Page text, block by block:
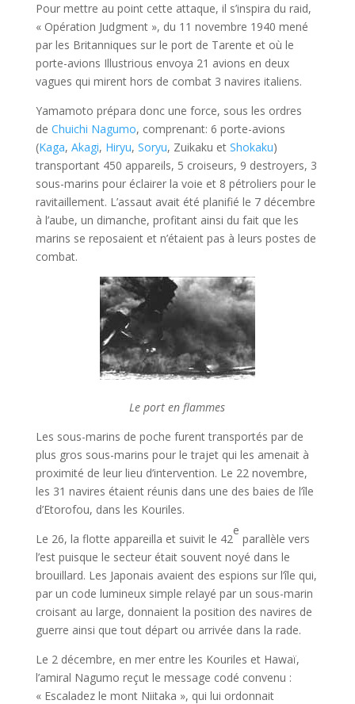
Pour mettre au point cette attaque, il s’inspira du raid,
« Opération Judgment », du 11 novembre 1940 mené
par les Britanniques sur le port de Tarente et où le
porte-avions Illustrious envoya 21 avions en deux
vagues qui mirent hors de combat 3 navires italiens.
Yamamoto prépara donc une force, sous les ordres
de Chuichi Nagumo, comprenant: 6 porte-avions
(Kaga, Akagi, Hiryu, Soryu, Zuikaku et Shokaku)
transportant 450 appareils, 5 croiseurs, 9 destroyers, 3
sous-marins pour éclairer la voie et 8 pétroliers pour le
ravitaillement. L’assaut avait été planifié le 7 décembre
à l’aube, un dimanche, profitant ainsi du fait que les
marins se reposaient et n’étaient pas à leurs postes de
combat.
Le port en flammes
Les sous-marins de poche furent transportés par de
plus gros sous-marins pour le trajet qui les amenait à
proximité de leur lieu d’intervention. Le 22 novembre,
les 31 navires étaient réunis dans une des baies de l’île
d’Etorofou, dans les Kouriles.
Le 26, la flotte appareilla et suivit le 42
e
parallèle vers
l’est puisque le secteur était souvent noyé dans le
brouillard. Les Japonais avaient des espions sur l’île qui,
par un code lumineux simple relayé par un sous-marin
croisant au large, donnaient la position des navires de
guerre ainsi que tout départ ou arrivée dans la rade.
Le 2 décembre, en mer entre les Kouriles et Hawaï,
l’amiral Nagumo reçut le message codé convenu :
« Escaladez le mont Niitaka », qui lui ordonnait